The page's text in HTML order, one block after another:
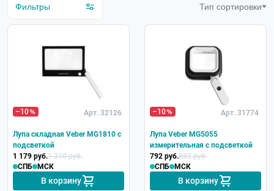
Часовая/ювелирная
Диаметр лупы
Увеличение лупы
с подсветкой
настольная
с ручкой
складная
Фильтры Тип сортировки
–10 Арт. 32126
Лупа складная Veber MG1810 с
подсветкой
1 179 руб.1 310 руб.
СПБ
МСК
В корзину
–10 Арт. 31774
Лупа Veber MG5055
измерительная с подсветкой
792 руб.880 руб.
СПБ
МСК
В корзину